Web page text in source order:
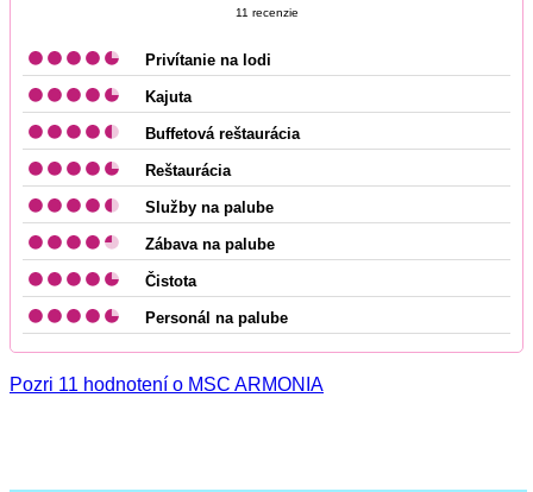
11 recenzie
Privítanie na lodi
Kajuta
Buffetová reštaurácia
Reštaurácia
Služby na palube
Zábava na palube
Čistota
Personál na palube
Pozri 11 hodnotení o MSC ARMONIA